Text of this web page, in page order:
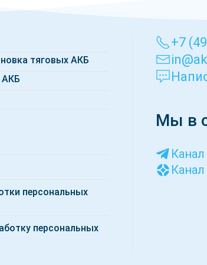
для интенсивной эксплуатации,
тяговых АКБ
АКБ
персональных
персональных
+7
Мы в